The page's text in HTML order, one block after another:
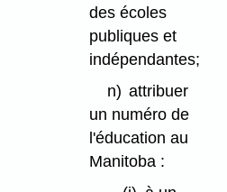
des écoles
publiques et
indépendantes;
n) attribuer
un numéro de
l'éducation au
Manitoba :